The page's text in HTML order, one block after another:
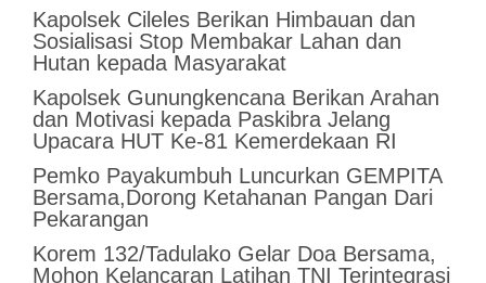
Kapolsek Cileles Berikan Himbauan dan
Sosialisasi Stop Membakar Lahan dan
Hutan kepada Masyarakat
‎Kapolsek Gunungkencana Berikan Arahan
dan Motivasi kepada Paskibra Jelang
Upacara HUT Ke-81 Kemerdekaan RI
Pemko Payakumbuh Luncurkan GEMPITA
Bersama,Dorong Ketahanan Pangan Dari
Pekarangan
Korem 132/Tadulako Gelar Doa Bersama,
Mohon Kelancaran Latihan TNI Terintegrasi